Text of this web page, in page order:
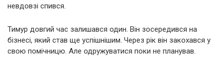
невдовзі спився.
Тимур довгий час залишався один. Він зосередився на
бізнесі, який став ще успішнішим. Через рік він закохався у
свою помічницю. Але одружуватися поки не планував.